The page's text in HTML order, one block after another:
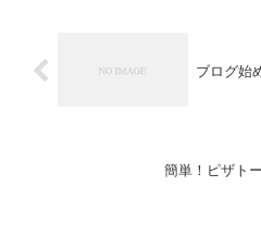
ブログ始
簡単！ピザト